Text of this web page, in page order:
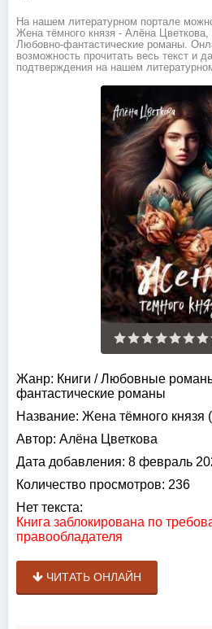
На нашем литературном портале
Жена тёмного князя - Алёна
Любовно-фантастические романы.
возможность прочитать весь текст и
подтверждения на нашем
Жанр: Книги /Любовные
фантастические романы
Название: Жена тёмного князя
Автор: Алёна Цветкова
Дата добавления: 8 февраль
Количество просмотров: 236
Нет текста:
Книга заблокирована по
правообладателя
ЧИТАТЬ ОНЛАЙН